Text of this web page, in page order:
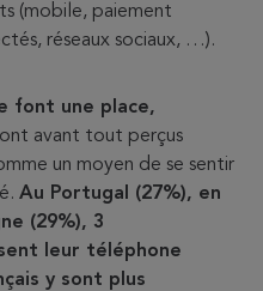
(mobile, paiement
réseaux sociaux, …).
font une place,
avant tout perçus
un moyen de se sentir
Au Portugal (27%), en
(29%), 3
leur téléphone
y sont plus